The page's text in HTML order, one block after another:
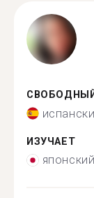
СВОБОДНЫЙ
ИЗУЧАЕТ
японский